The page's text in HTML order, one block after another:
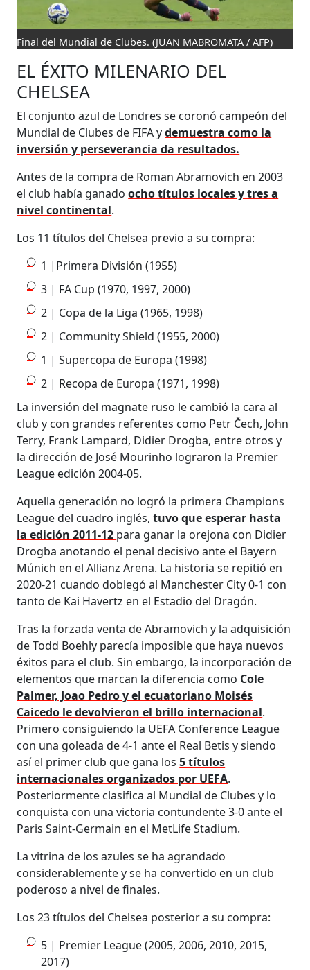
Final del Mundial de Clubes.(JUAN MABROMATA / AFP)
EL ÉXITO MILENARIO DEL
CHELSEA
El conjunto azul de Londres se coronó campeón del
Mundial de Clubes de FIFA ydemuestra como la
inversión y perseverancia da resultados.
Antes de la compra de Roman Abramovich en 2003
el club había ganadoocho títulos locales y tres a
nivel continental.
Los 11 títulos del Chelsea previo a su compra:
1 |Primera División (1955)
3 | FA Cup (1970, 1997, 2000)
2 | Copa de la Liga (1965, 1998)
2 | Community Shield (1955, 2000)
1 | Supercopa de Europa (1998)
2 | Recopa de Europa (1971, 1998)
La inversión del magnate ruso le cambió la cara al
club y con grandes referentes como Petr Čech, John
Terry, Frank Lampard, Didier Drogba, entre otros y
la dirección de José Mourinho lograron la Premier
League edición 2004-05.
Aquella generación no logró la primera Champions
League del cuadro inglés,tuvo que esperar hasta
la edición 2011-12 para ganar la orejona con Didier
Drogba anotando el penal decisivo ante el Bayern
Múnich en el Allianz Arena. La historia se repitió en
2020-21 cuando doblegó al Manchester City 0-1 con
tanto de Kai Havertz en el Estadio del Dragón.
Tras la forzada venta de Abramovich y la adquisición
de Todd Boehly parecía imposible que haya nuevos
éxitos para el club. Sin embargo, la incorporación de
elementos que marcan la diferencia como Cole
Palmer, Joao Pedro y el ecuatoriano Moisés
Caicedo le devolvieron el brillo internacional.
Primero consiguiendo la UEFA Conference League
con una goleada de 4-1 ante el Real Betis y siendo
así el primer club que gana los5 títulos
internacionales organizados por UEFA.
Posteriormente clasifica al Mundial de Clubes y lo
conquista con una victoria contundente 3-0 ante el
Paris Saint-Germain en el MetLife Stadium.
La vitrina de los azules se ha agrandado
considerablemente y se ha convertido en un club
poderoso a nivel de finales.
Los 23 títulos del Chelsea posterior a su compra:
5 | Premier League (2005, 2006, 2010, 2015,
2017)